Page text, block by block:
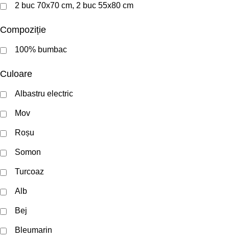
2 buc 70x70 cm, 2 buc 55x80 cm
Compoziție
100% bumbac
Culoare
Albastru electric
Mov
Roșu
Somon
Turcoaz
Alb
Bej
Bleumarin